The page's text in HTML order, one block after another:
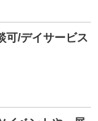
可/デイサービス